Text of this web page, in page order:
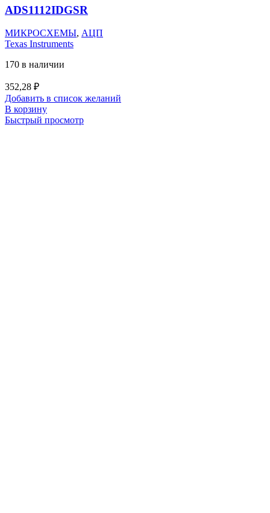
ADS1112IDGSR
МИКРОСХЕМЫ, АЦП
Texas Instruments
170 в наличии
352,28 ₽
Добавить в список желаний
В корзину
Быстрый просмотр